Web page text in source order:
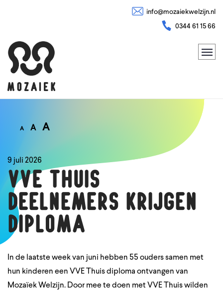
info@mozaiekwelzijn.nl
0344 61 15 66
A A A
9 juli 2026
VVE Thuis
deelnemers krijgen
diploma
In de laatste week van juni hebben 55 ouders samen met
hun kinderen een VVE Thuis diploma ontvangen van
Mozaïek Welzijn. Door mee te doen met VVE Thuis wilden